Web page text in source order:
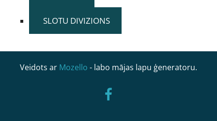
SLOTU DIVIZIONS
Veidots ar Mozello - labo mājas lapu ģeneratoru.